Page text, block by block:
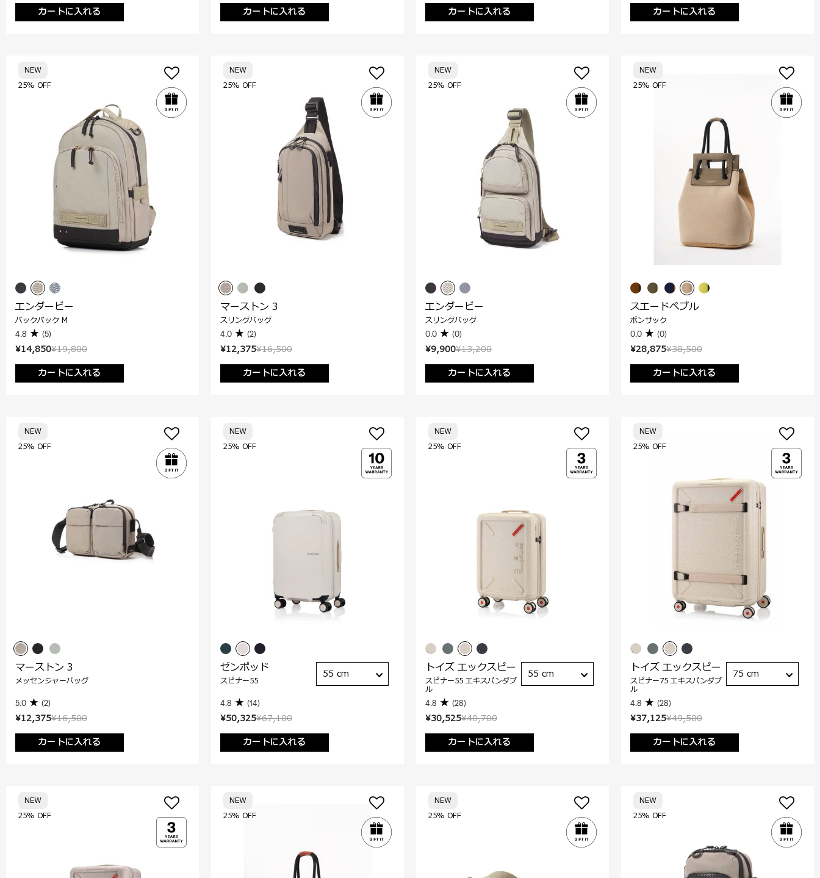
カートに入れる
カートに入れる
カートに入れる
カートに入れる
¥19,800
¥14,850
カートに入れる
25% OFF
NEW
エンダービー
バックパック M
4.8 (5)
¥16,500
¥12,375
カートに入れる
25% OFF
NEW
マーストン 3
スリングバッグ
4.0 (2)
¥13,200
¥9,900
カートに入れる
25% OFF
NEW
エンダービー
スリングバッグ
0.0 (0)
¥38,500
¥28,875
カートに入れる
25% OFF
NEW
スエードぺブル
ボンサック
0.0 (0)
¥16,500
¥12,375
カートに入れる
25% OFF
NEW
マーストン 3
メッセンジャーバッグ
5.0 (2)
¥67,100
¥50,325
カートに入れる
25% OFF
NEW
ゼンポッド
スピナー55
4.8 (14)
55 cm
¥40,700
¥30,525
カートに入れる
25% OFF
NEW
トイズ エックスピー
スピナー55 エキスパンダブ
ル
4.8 (28)
55 cm
¥49,500
¥37,125
カートに入れる
25% OFF
NEW
トイズ エックスピー
スピナー75 エキスパンダブ
ル
4.8 (28)
75 cm
25% OFF
NEW
25% OFF
NEW
25% OFF
NEW
25% OFF
NEW